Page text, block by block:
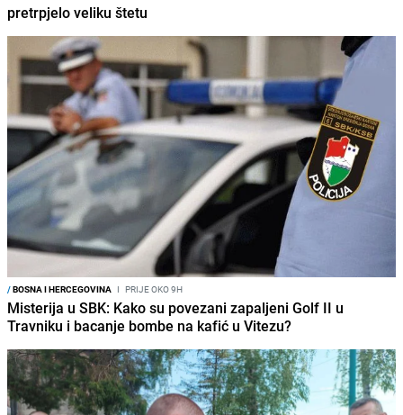
pretrpjelo veliku štetu
/BOSNA I HERCEGOVINA I PRIJE OKO 9H
Misterija u SBK: Kako su povezani zapaljeni Golf II u
Travniku i bacanje bombe na kafić u Vitezu?